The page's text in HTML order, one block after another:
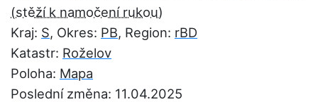
Kraj: S, Okres: PB, Region: rBD
Katastr: Roželov
Poloha: Mapa
Poslední změna: 11.04.2025